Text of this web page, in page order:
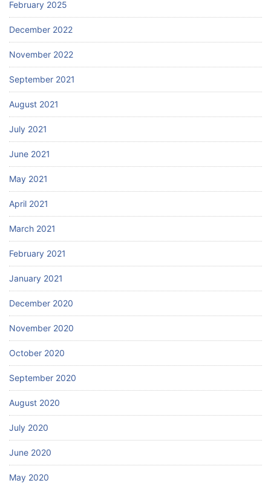
February 2025
December 2022
November 2022
September 2021
August 2021
July 2021
June 2021
May 2021
April 2021
March 2021
February 2021
January 2021
December 2020
November 2020
October 2020
September 2020
August 2020
July 2020
June 2020
May 2020